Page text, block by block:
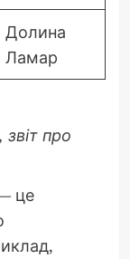
Долина
Ламар
про
це